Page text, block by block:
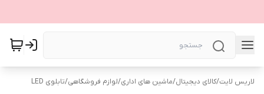
لاریس لایت/کالای دیجیتال/ماشین های اداری/لوازم فروشگاهی/تابلوی LED